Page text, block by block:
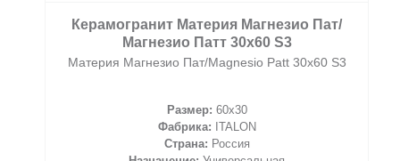
Керамогранит Материя Магнезио Пат/
Магнезио Патт 30x60 S3
Материя Магнезио Пат/Magnesio Patt 30x60 S3
Размер: 60x30
Фабрика: ITALON
Страна: Россия